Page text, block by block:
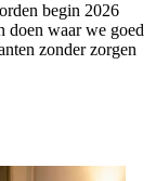
begin 2026
doen waar we goed
zonder zorgen